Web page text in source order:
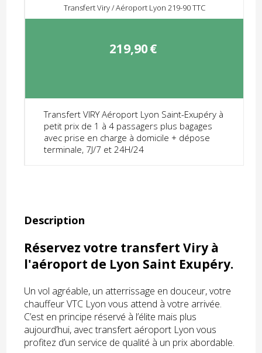
Transfert Viry / Aéroport Lyon 219-90 TTC
219,90€
Transfert VIRY Aéroport Lyon Saint-Exupéry à
petit prix de 1 à 4 passagers plus bagages
avec prise en charge à domicile + dépose
terminale, 7J/7 et 24H/24
Description
Réservez votre transfert Viry à
l'aéroport de Lyon Saint Exupéry.
Un vol agréable, un atterrissage en douceur, votre
chauffeur VTC Lyon vous attend à votre arrivée.
C’est en principe réservé à l’élite mais plus
aujourd’hui, avec transfert aéroport Lyon vous
profitez d’un service de qualité à un prix abordable.